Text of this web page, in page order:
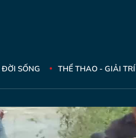
ĐỜI SỐNG THỂ THAO - GIẢI TRÍ